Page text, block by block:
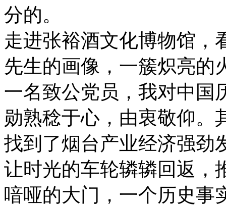
分的。
走进张裕酒文化博物馆，
先生的画像，一簇炽亮的
一名致公党员，我对中国
勋熟稔于心，由衷敬仰。
找到了烟台产业经济强劲
让时光的车轮辚辚回返，
喑哑的大门，一个历史事